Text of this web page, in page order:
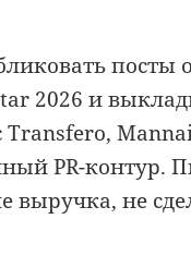
посты
2026 и
Transfero,
PR-контур.
выручка, не